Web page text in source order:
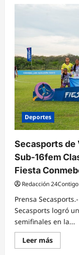
Deportes
Secasports de
Sub-16fem
Fiesta
Redacción 24Contigo
Prensa
Secasports logró
semifinales en la...
Leer másLee
más